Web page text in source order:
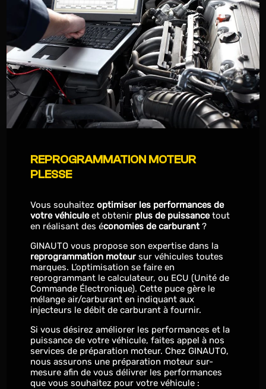
REPROGRAMMATION MOTEUR
PLESSE
Vous souhaitezoptimiser les performances de
votre véhiculeet obtenir plus de puissancetout
en réalisant des économies de carburant ?
GINAUTO vous propose son expertise dans la
reprogrammation moteursur véhicules toutes
marques. L’optimisation se faire en
reprogrammant le calculateur, ou ECU (Unité de
Commande Électronique). Cette puce gère le
mélange air/carburant en indiquant aux
injecteurs le débit de carburant à fournir.
Si vous désirez améliorer les performances et la
puissance de votre véhicule, faites appel à nos
services de préparation moteur. Chez GINAUTO,
nous assurons une préparation moteur sur-
mesure afin de vous délivrer les performances
que vous souhaitez pour votre véhicule :